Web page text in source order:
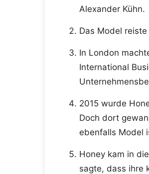
Alexander Kühn.
Das Model
In London
International
2015 wurde
Doch dort
ebenfalls Model
Honey kam in
sagte, dass ihre